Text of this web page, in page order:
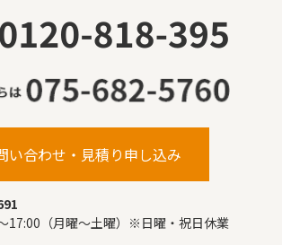
い合わせ・見積り申し込み
17:00（月曜〜土曜）※日曜・祝日休業